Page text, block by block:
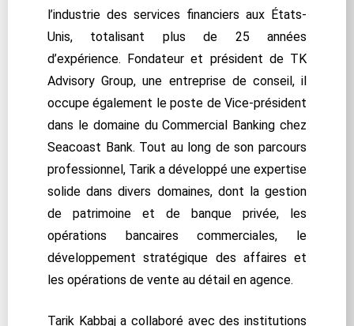
l’industrie des services financiers aux États-
Unis, totalisant plus de 25 années
d’expérience. Fondateur et président de TK
Advisory Group, une entreprise de conseil, il
occupe également le poste de Vice-président
dans le domaine du Commercial Banking chez
Seacoast Bank. Tout au long de son parcours
professionnel, Tarik a développé une expertise
solide dans divers domaines, dont la gestion
de patrimoine et de banque privée, les
opérations bancaires commerciales, le
développement stratégique des affaires et
les opérations de vente au détail en agence.
Tarik Kabbaj a collaboré avec des institutions